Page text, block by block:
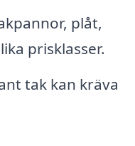
plåt,
prisklasser.
tak kan kräva